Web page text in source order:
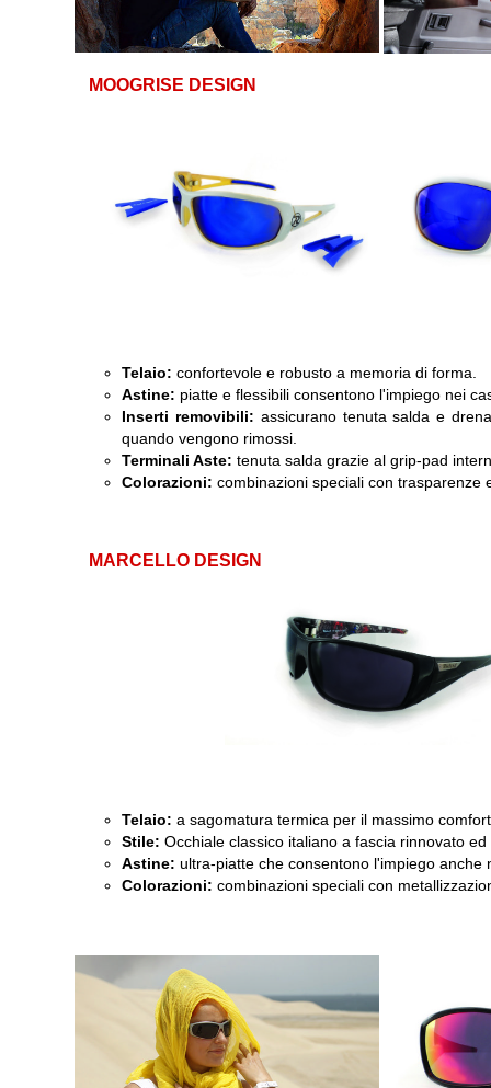
MOOGRISE DESIGN
Telaio: confortevole e robusto a memoria di forma.
Astine: piatte e flessibili consentono l'impiego nei
Inserti removibili: assicurano tenuta salda e
quando vengono rimossi.
Terminali Aste: tenuta salda grazie al grip-pad
Colorazioni: combinazioni speciali con trasparenze
MARCELLO DESIGN
Telaio: a sagomatura termica per il massimo
Stile: Occhiale classico italiano a fascia rinnovato
Astine: ultra-piatte che consentono l'impiego anche
Colorazioni: combinazioni speciali con